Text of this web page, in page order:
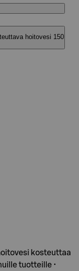
hoitovesi 150
kosteuttaa
tuotteille •